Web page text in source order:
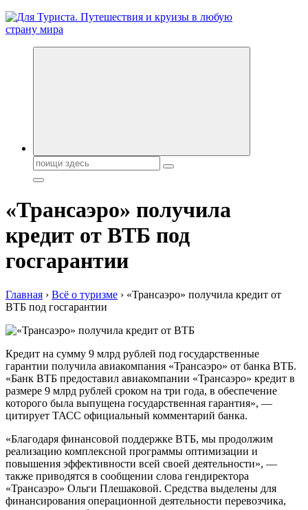
Новости туризма, куда поехать на отдых, где провести отпуск.
Поиск:
«Трансаэро» получила
кредит от ВТБ под
госгарантии
Главная › Всё о туризме › «Трансаэро» получила кредит от
ВТБ под госгарантии
Кредит на сумму 9 млрд рублей под государственные
гарантии получила авиакомпания «Трансаэро» от банка ВТБ.
«Банк ВТБ предоставил авиакомпании «Трансаэро» кредит в
размере 9 млрд рублей сроком на три года, в обеспечение
которого была выпущена государственная гарантия», —
цитирует ТАСС официальный комментарий банка.
«Благодаря финансовой поддержке ВТБ, мы продолжим
реализацию комплексной программы оптимизации и
повышения эффективности всей своей деятельности», —
также приводятся в сообщении слова гендиректора
«Трансаэро» Ольги Плешаковой. Средства выделены для
финансирования операционной деятельности перевозчика,